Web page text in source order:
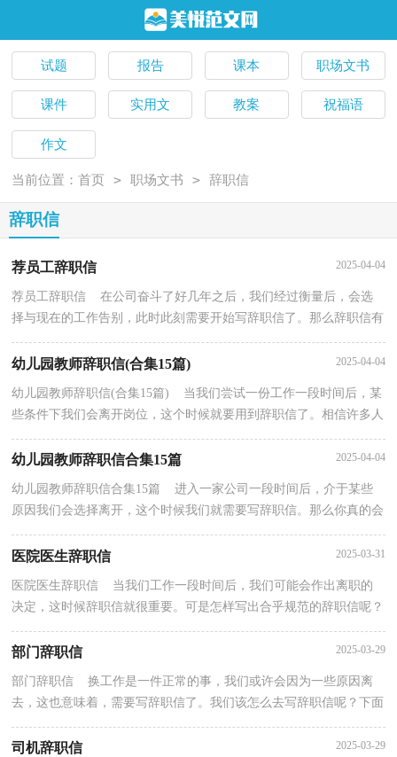
试题 报告 课本 职场文书
课件 实用文 教案 祝福语
作文
当前位置：首页 > 职场文书 > 辞职信
辞职信
荐员工辞职信 2025-04-04
荐员工辞职信 在公司奋斗了好几年之后，我们经过衡量后，会选
择与现在的工作告别，此时此刻需要开始写辞职信了。那么辞职信有
什么格式呢？下面是小编帮大家整理的荐员工辞职信，欢...
幼儿园教师辞职信(合集15篇) 2025-04-04
幼儿园教师辞职信(合集15篇) 当我们尝试一份工作一段时间后，某
些条件下我们会离开岗位，这个时候就要用到辞职信了。相信许多人
幼儿园教师辞职信合集15篇 2025-04-04
幼儿园教师辞职信合集15篇 进入一家公司一段时间后，介于某些
原因我们会选择离开，这个时候我们就需要写辞职信。那么你真的会
写辞职信吗？下面是小编精心整理的幼儿园教师辞职...
医院医生辞职信 2025-03-31
医院医生辞职信 当我们工作一段时间后，我们可能会作出离职的
决定，这时候辞职信就很重要。可是怎样写出合乎规范的辞职信呢？
部门辞职信 2025-03-29
部门辞职信 换工作是一件正常的事，我们或许会因为一些原因离
去，这也意味着，需要写辞职信了。我们该怎么去写辞职信呢？下面
是小编为大家收集的部门辞职信，欢迎大家分享。部门辞...
司机辞职信 2025-03-29